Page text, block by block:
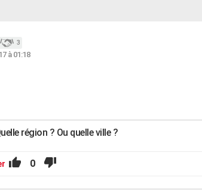
3
à 01:18
région ? Ou quelle ville ?
0